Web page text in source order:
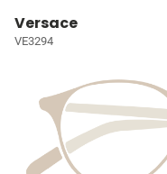
Versace
VE3294